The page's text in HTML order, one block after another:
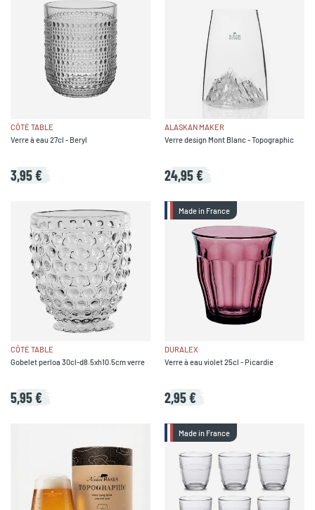
CÔTÉ TABLE
Verre à eau 27cl - Beryl
3,95 €
ALASKAN MAKER
Verre design Mont Blanc - Topographic
24,95 €
CÔTÉ TABLE
Gobelet perloa 30cl-d8.5xh10.5cm verre
5,95 €
Made in France
DURALEX
Verre à eau violet 25cl - Picardie
2,95 €
Made in France